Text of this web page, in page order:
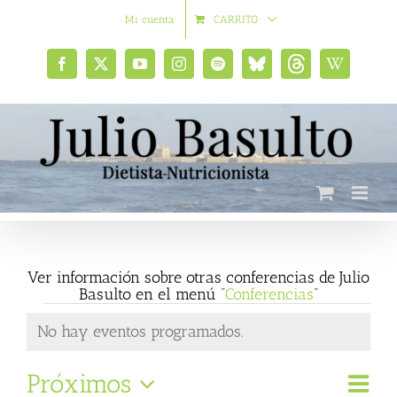
Mi cuenta CARRITO
Facebook
X YouTubeInstagramSpotifyBluesky
social
ThreadsWikipedia
Ver información sobre otras conferencias de Julio
Basulto en el menú “Conferencias”
Eventos
Aviso
No hay eventos programados.
Próximos